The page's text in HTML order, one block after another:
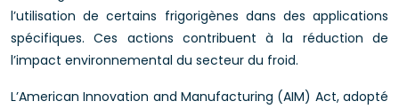
l’utilisation de certains frigorigènes dans des applications
spécifiques. Ces actions contribuent à la réduction de
l’impact environnemental du secteur du froid.
L’American Innovation and Manufacturing (AIM) Act, adopté